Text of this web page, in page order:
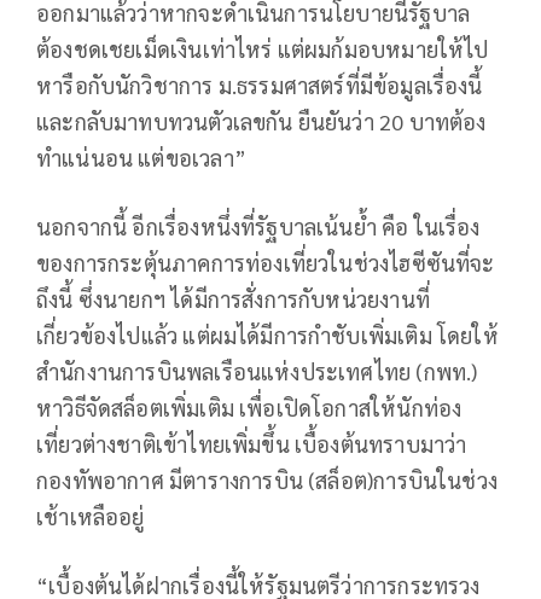
ออกมาแล้วว่าหากจะดำเนินการนโยบายนี้รัฐบาล
ต้องชดเชยเม็ดเงินเท่าไหร่ แต่ผมก้มอบหมายให้ไป
หารือกับนักวิชาการ ม.ธรรมศาสตร์ที่มีข้อมูลเรื่องนี้
และกลับมาทบทวนตัวเลขกัน ยืนยันว่า 20 บาทต้อง
ทำแน่นอน แต่ขอเวลา”
นอกจากนี้ อีกเรื่องหนึ่งที่รัฐบาลเน้นย้ำ คือ ในเรื่อง
ของการกระตุ้นภาคการท่องเที่ยวในช่วงไฮซีซันที่จะ
ถึงนี้ ซึ่งนายกฯ ได้มีการสั่งการกับหน่วยงานที่
เกี่ยวข้องไปแล้ว แต่ผมได้มีการกำชับเพิ่มเติม โดยให้
สำนักงานการบินพลเรือนแห่งประเทศไทย (กพท.)
หาวิธีจัดสล็อตเพิ่มเติม เพื่อเปิดโอกาสให้นักท่อง
เที่ยวต่างชาติเข้าไทยเพิ่มขึ้น เบื้องต้นทราบมาว่า
กองทัพอากาศ มีตารางการบิน (สล็อต)การบินในช่วง
เช้าเหลืออยู่
“เบื้องต้นได้ฝากเรื่องนี้ให้รัฐมนตรีว่าการกระทรวง